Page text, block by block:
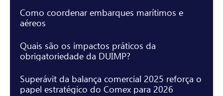
Como coordenar embarques marítimos e
aéreos
Quais são os impactos práticos da
obrigatoriedade da DUIMP?
Superávit da balança comercial 2025 reforça o
papel estratégico do Comex para 2026